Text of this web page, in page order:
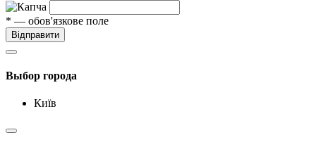
* — обов'язкове поле
Відправити
Выбор города
Київ